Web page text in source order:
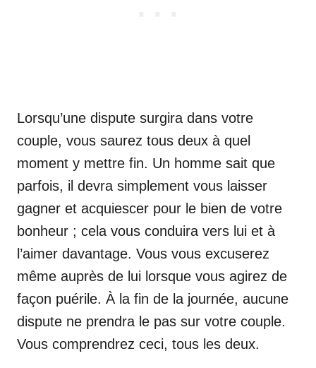
Lorsqu’une dispute surgira dans votre
couple, vous saurez tous deux à quel
moment y mettre fin. Un homme sait que
parfois, il devra simplement vous laisser
gagner et acquiescer pour le bien de votre
bonheur ; cela vous conduira vers lui et à
l’aimer davantage. Vous vous excuserez
même auprès de lui lorsque vous agirez de
façon puérile. À la fin de la journée, aucune
dispute ne prendra le pas sur votre couple.
Vous comprendrez ceci, tous les deux.